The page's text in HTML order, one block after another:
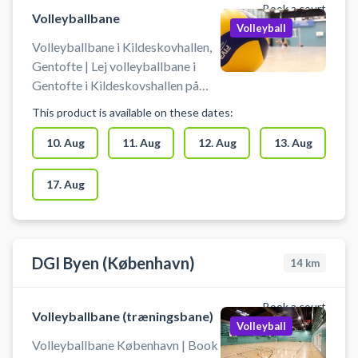
Book a court
Volleyballbane
Volleyballbane i Kildeskovhallen,
Gentofte | Lej volleyballbane i
Gentofte i Kildeskovshallen på
Book volleyballbanen i
Kildeskovshallen og spil volleyball
i Gentofte. Du booker en af
Kildeskovshallens volleybaner.
Der er volleyballnet og
omklædning til rådighed i
volleyball.
Volleyball
This product is available on these dates:
10. Aug 11. Aug 12. Aug 13. Aug
17. Aug
DGI Byen (København) 14 km
Book a court
Volleyballbane (træningsbane)
Volleyballbane København | Book
Volleyball